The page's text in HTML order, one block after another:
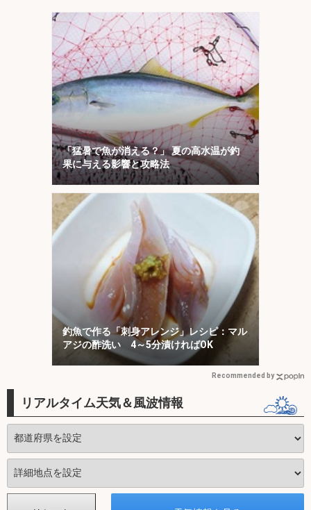
「猛暑で魚が消える？」 夏の高水温が釣
果に与える影響と攻略法
釣魚で作る「刺身アレンジ」レシピ：マル
アジの酢洗い 4～5分漬ければOK
Recommended by
リアルタイム天気＆風波情報